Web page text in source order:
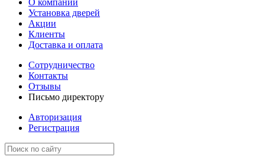
Установка дверей
Акции
Клиенты
Доставка и оплата
Сотрудничество
Контакты
Отзывы
Письмо директору
Авторизация
Регистрация